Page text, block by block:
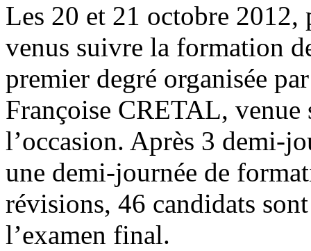
Les 20 et 21 octobre 2012,
venus suivre la formation
premier degré organisée
Françoise CRETAL,
l’occasion. Après 3 demi-
une demi-journée de
révisions, 46 candidats
l’examen final.